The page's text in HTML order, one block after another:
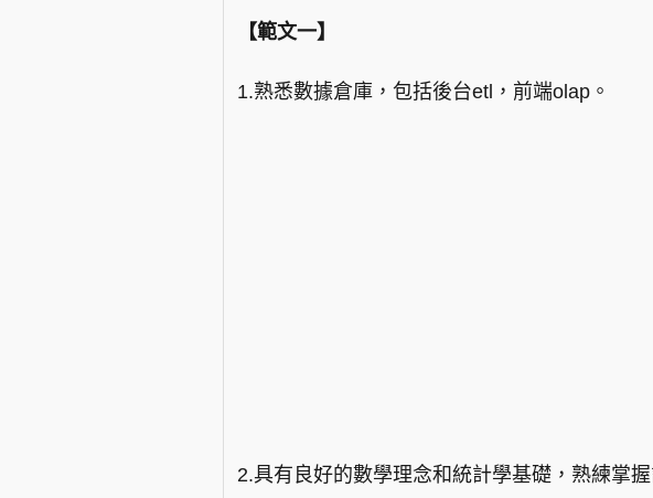
【範文一】
1.熟悉數據倉庫，包括後台etl，前端olap。
2.具有良好的數學理念和統計學基礎，熟練掌